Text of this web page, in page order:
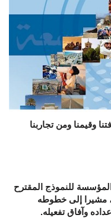
وقيمنا ومن تجاربنا
للنموذج المقترح
مشيرا إلى خطوطه
وآفاق تفعيله.